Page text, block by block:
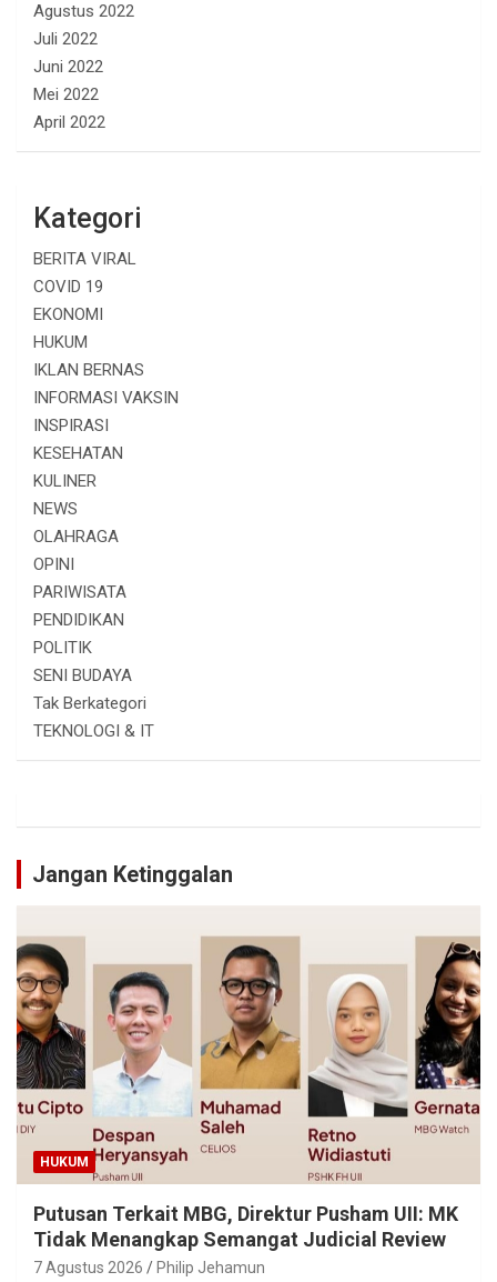
Agustus 2022
Juli 2022
Juni 2022
Mei 2022
April 2022
Kategori
BERITA VIRAL
COVID 19
EKONOMI
HUKUM
IKLAN BERNAS
INFORMASI VAKSIN
INSPIRASI
KESEHATAN
KULINER
NEWS
OLAHRAGA
OPINI
PARIWISATA
PENDIDIKAN
POLITIK
SENI BUDAYA
Tak Berkategori
TEKNOLOGI & IT
Jangan Ketinggalan
HUKUM
Putusan Terkait MBG, Direktur Pusham UII: MK
Tidak Menangkap Semangat Judicial Review
7 Agustus 2026 Philip Jehamun